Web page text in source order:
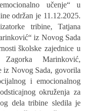
učenje“ u
održan je 11.12.2025.
tribine, Tatjana
iz Novog Sada
školske zajednice u
Marinković,
iz Novog Sada, govorila
i emocionalnog
okruženja za
dela tribine sledila je